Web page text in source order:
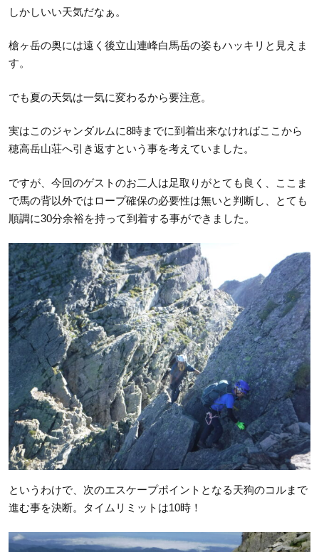
しかしいい天気だなぁ。
槍ヶ岳の奥には遠く後立山連峰白馬岳の姿もハッキリと見えま
す。
でも夏の天気は一気に変わるから要注意。
実はこのジャンダルムに8時までに到着出来なければここから
穂高岳山荘へ引き返すという事を考えていました。
ですが、今回のゲストのお二人は足取りがとても良く、ここま
で馬の背以外ではロープ確保の必要性は無いと判断し、とても
順調に30分余裕を持って到着する事ができました。
というわけで、次のエスケープポイントとなる天狗のコルまで
進む事を決断。タイムリミットは10時！